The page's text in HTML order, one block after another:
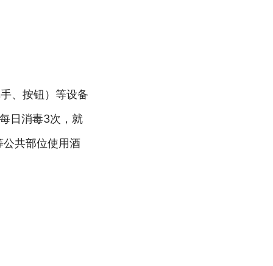
、按钮）等设备
日消毒3次，就
共部位使用酒